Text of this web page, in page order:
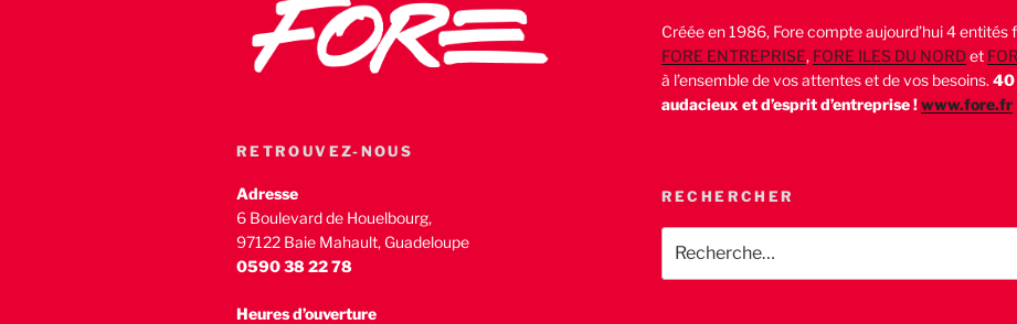
RETROUVEZ-NOUS
Adresse
6 Boulevard de Houelbourg,
97122 Baie Mahault, Guadeloupe
0590 38 22 78
Heures d’ouverture
Créée en 1986, Fore compte aujourd’hui 4 entités
FORE ENTREPRISE, FORE ILES DU NORDet
à l’ensemble de vos attentes et de vos besoins. 40
audacieux et d’esprit d’entreprise !www.fore.fr
RECHERCHER
pour
: